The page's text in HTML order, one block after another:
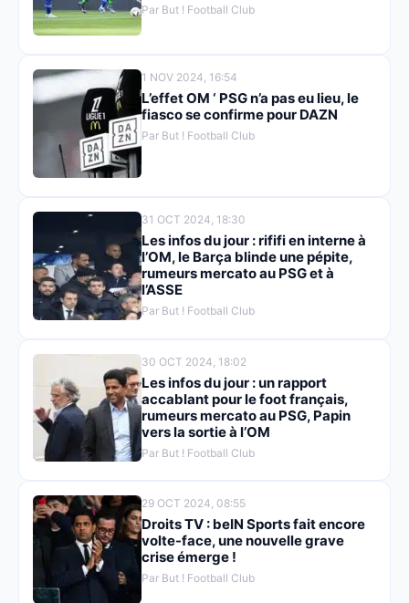
Par But ! Football Club
1 NOV 2024, 16:54
L’effet OM ‘ PSG n’a pas eu lieu, le
fiasco se confirme pour DAZN
Par But ! Football Club
31 OCT 2024, 18:30
Les infos du jour : rififi en interne à
l’OM, le Barça blinde une pépite,
rumeurs mercato au PSG et à
l’ASSE
Par But ! Football Club
30 OCT 2024, 18:02
Les infos du jour : un rapport
accablant pour le foot français,
rumeurs mercato au PSG, Papin
vers la sortie à l’OM
Par But ! Football Club
29 OCT 2024, 08:55
Droits TV : beIN Sports fait encore
volte-face, une nouvelle grave
crise émerge !
Par But ! Football Club